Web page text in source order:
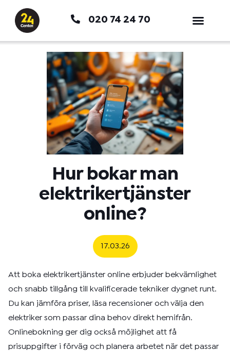
innehåll
020 74 24 70
Hur bokar man
elektrikertjänster
online?
17.03.26
Att boka elektrikertjänster online erbjuder bekvämlighet
och snabb tillgång till kvalificerade tekniker dygnet runt.
Du kan jämföra priser, läsa recensioner och välja den
elektriker som passar dina behov direkt hemifrån.
Onlinebokning ger dig också möjlighet att få
prisuppgifter i förväg och planera arbetet när det passar